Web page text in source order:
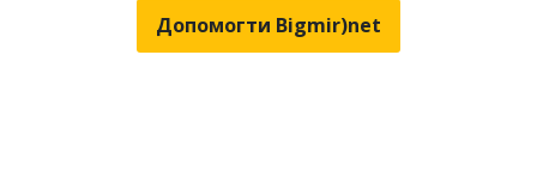
Допомогти Bigmir)net